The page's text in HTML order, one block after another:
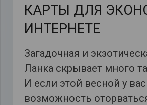
КАРТЫ ДЛЯ
ИНТЕРНЕТЕ
Загадочная и
Ланка скрывает много
И если этой весной у
возможность